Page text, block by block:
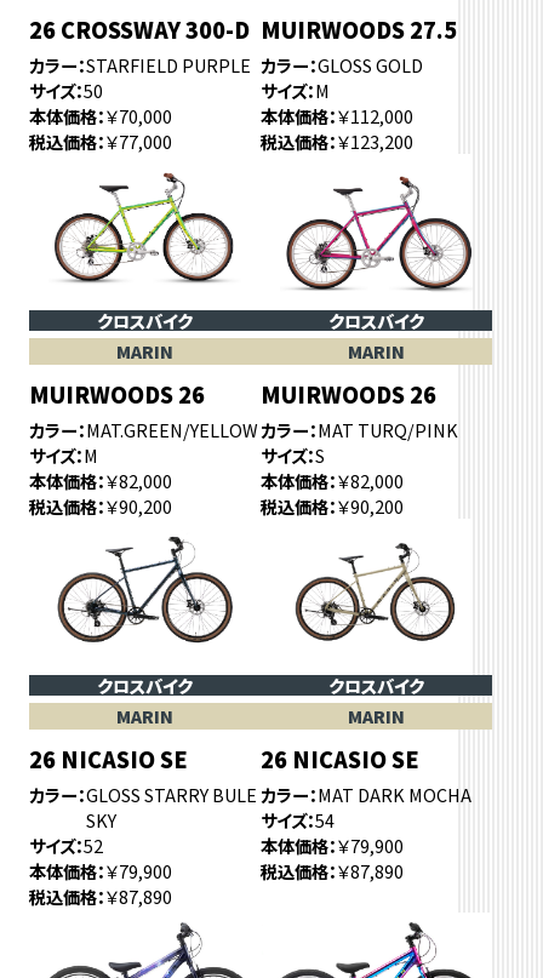
26 CROSSWAY 300-D
カラー STARFIELD PURPLE
サイズ 50
本体価格 ￥70,000
税込価格 ￥77,000
MUIRWOODS 27.5
カラー GLOSS GOLD
サイズ M
本体価格 ￥112,000
税込価格 ￥123,200
クロスバイク
MARIN
MUIRWOODS 26
カラー MAT.GREEN/YELLOW
サイズ M
本体価格 ￥82,000
税込価格 ￥90,200
クロスバイク
MARIN
MUIRWOODS 26
カラー MAT TURQ/PINK
サイズ S
本体価格 ￥82,000
税込価格 ￥90,200
クロスバイク
MARIN
26 NICASIO SE
カラー GLOSS STARRY BULE
SKY
サイズ 52
本体価格 ￥79,900
税込価格 ￥87,890
クロスバイク
MARIN
26 NICASIO SE
カラー MAT DARK MOCHA
サイズ 54
本体価格 ￥79,900
税込価格 ￥87,890